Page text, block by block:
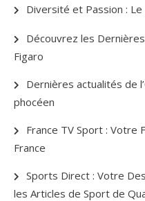
Diversité et Passion : Le
Découvrez les
Figaro
Dernières actualités de
phocéen
France TV Sport : Votre
France
Sports Direct : Votre
les Articles de Sport de